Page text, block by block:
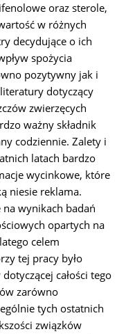
oraz sterole,
w różnych
decydujące o ich
spożycia
pozytywny jak i
dotyczący
zwierzęcych
ważny składnik
codziennie. Zalety i
latach bardzo
wycinkowe, które
niesie reklama.
wynikach badań
opartych na
celem
tej pracy było
całości tego
zarówno
tych ostatnich
związków